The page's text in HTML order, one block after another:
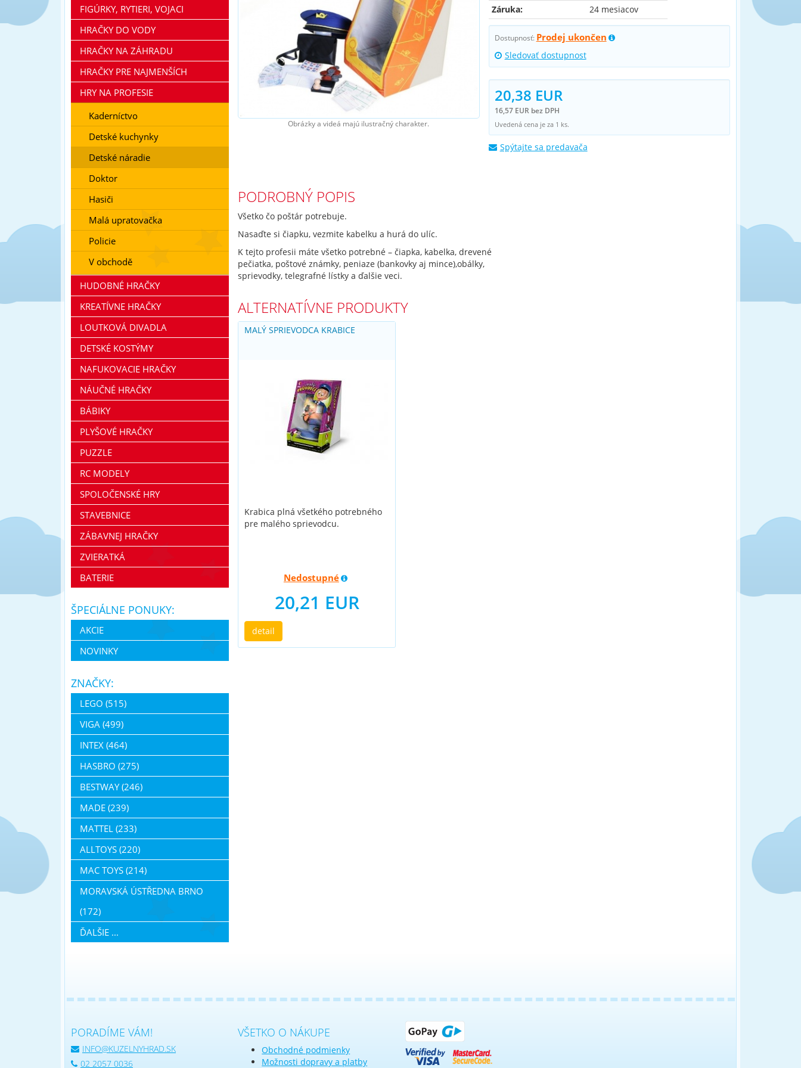
Obrázky a videá majú ilustračný charakter.
Záruka:
24 mesiacov
Dostupnosť: Prodej ukončen
Sledovať dostupnost
20,38 EUR
16,57 EUR bez DPH
Uvedená cena je za 1 ks.
Spýtajte sa predavača
PODROBNÝ POPIS
Všetko čo poštár potrebuje.
Nasaďte si čiapku, vezmite kabelku a hurá do ulíc.
K tejto profesii máte všetko potrebné – čiapka, kabelka, drevené
pečiatka, poštové známky, peniaze (bankovky aj mince),obálky,
sprievodky, telegrafné lístky a ďalšie veci.
ALTERNATÍVNE PRODUKTY
MALÝ SPRIEVODCA KRABICE
Krabica plná všetkého potrebného
pre malého sprievodcu.
Nedostupné
20,21 EUR
detail
FIGÚRKY, RYTIERI, VOJACI
HRAČKY DO VODY
HRAČKY NA ZÁHRADU
HRAČKY PRE NAJMENŠÍCH
HRY NA PROFESIE
Kaderníctvo
Detské kuchynky
Detské náradie
Doktor
Hasiči
Malá upratovačka
Policie
V obchodě
HUDOBNÉ HRAČKY
KREATÍVNE HRAČKY
LOUTKOVÁ DIVADLA
DETSKÉ KOSTÝMY
NAFUKOVACIE HRAČKY
NÁUČNÉ HRAČKY
BÁBIKY
PLYŠOVÉ HRAČKY
PUZZLE
RC MODELY
SPOLOČENSKÉ HRY
STAVEBNICE
ZÁBAVNEJ HRAČKY
ZVIERATKÁ
BATERIE
ŠPECIÁLNE PONUKY:
AKCIE
NOVINKY
ZNAČKY:
LEGO (515)
VIGA (499)
INTEX (464)
HASBRO (275)
BESTWAY (246)
MADE (239)
MATTEL (233)
ALLTOYS (220)
MAC TOYS (214)
MORAVSKÁ ÚSTŘEDNA BRNO
(172)
ĎALŠIE ...
PORADÍME VÁM!
INFO@KUZELNYHRAD.SK
02 2057 0036
VŠETKO O NÁKUPE
Obchodné podmienky
Možnosti dopravy a platby